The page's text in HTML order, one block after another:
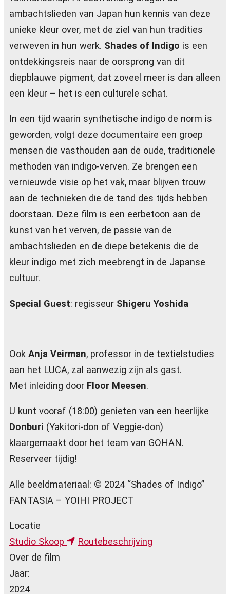
ambachtslieden van Japan hun kennis van deze
unieke kleur over, met de ziel van hun tradities
verweven in hun werk. Shades of Indigo is een
ontdekkingsreis naar de oorsprong van dit
diepblauwe pigment, dat zoveel meer is dan alleen
een kleur – het is een culturele schat.
In een tijd waarin synthetische indigo de norm is
geworden, volgt deze documentaire een groep
mensen die vasthouden aan de oude, traditionele
methoden van indigo-verven. Ze brengen een
vernieuwde visie op het vak, maar blijven trouw
aan de technieken die de tand des tijds hebben
doorstaan. Deze film is een eerbetoon aan de
kunst van het verven, de passie van de
ambachtslieden en de diepe betekenis die de
kleur indigo met zich meebrengt in de Japanse
cultuur.
Special Guest: regisseur Shigeru Yoshida
Ook Anja Veirman, professor in de textielstudies
aan het LUCA, zal aanwezig zijn als gast.
Met inleiding door Floor Meesen.
U kunt vooraf (18:00) genieten van een heerlijke
Donburi (Yakitori-don of Veggie-don)
klaargemaakt door het team van GOHAN.
Reserveer tijdig!
Alle beeldmateriaal: © 2024 “Shades of Indigo”
FANTASIA – YOIHI PROJECT
Locatie
Studio Skoop
Routebeschrijving
Over de film
Jaar:
2024